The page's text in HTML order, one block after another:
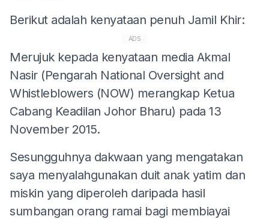
Berikut adalah kenyataan penuh Jamil Khir:
ADS
Merujuk kepada kenyataan media Akmal
Nasir (Pengarah National Oversight and
Whistleblowers (NOW) merangkap Ketua
Cabang Keadilan Johor Bharu) pada 13
November 2015.
Sesungguhnya dakwaan yang mengatakan
saya menyalahgunakan duit anak yatim dan
miskin yang diperoleh daripada hasil
sumbangan orang ramai bagi membiayai